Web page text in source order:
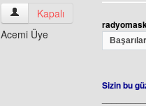
MetroTasarim Kullanıcının
Kapalı
Acemi Üye
Sizin bu